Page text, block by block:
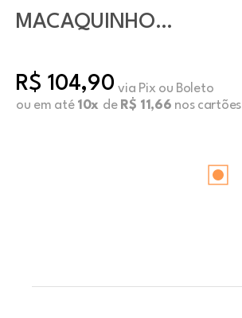
MACAQUINHO
R$ 104,90 via Pix ou Boleto
ou em até 10x de R$ 11,66 nos cartões